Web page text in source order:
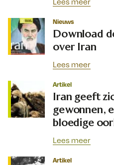
Nieuws
Download
over Iran
Lees meer
Artikel
Iran geeft
gewonnen,
bloedige
Lees meer
Artikel